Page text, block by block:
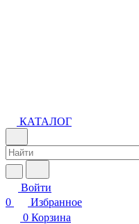
КАТАЛОГ
Войти
0
Избранное
0 Корзина